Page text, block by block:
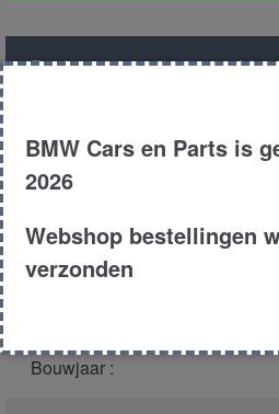
Productnummer(graag melden
Carroserie :
Motor type :
Bouwjaar :
BMW Cars en Parts is
2026
Webshop bestellingen
verzonden